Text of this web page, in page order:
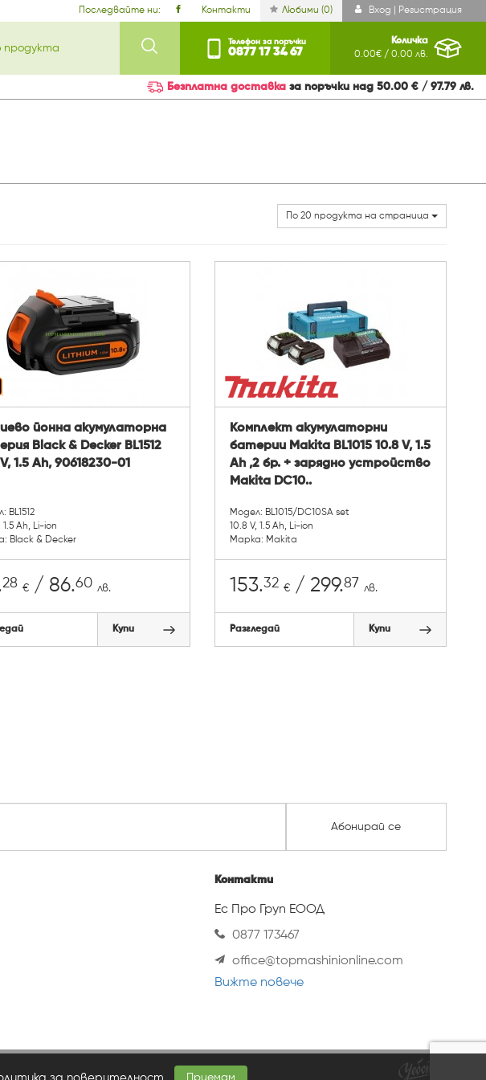
Последвайте ни: Контакти Любими (0) Вход | Регистрация
Телефон за поръчки
0877 17 34 67
Количка
0.00€ / 0.00 лв.
Безплатна доставка за поръчки над 50.00 € / 97.79 лв.
По 20 продукта на страница
йонна акумулаторна
Black & Decker BL1512
1.5 Ah, 90618230-01
BL1512
1.5 Ah, Li-ion
Black & Decker
28 €/ 86.60 лв.
Купи
Комплект акумулаторни
батерии Makita BL1015 10.8 V, 1.5
Ah ,2 бр. + зарядно устройство
Makita DC10..
Модел: BL1015/DC10SA set
10.8 V, 1.5 Ah, Li-ion
Марка: Makita
153.32 € / 299.87 лв.
Разгледай Купи
Абонирай се
Контакти
Ес Про Груп ЕООД
0877 173467
office@topmashinionline.com
Вижте повече
за поверителност Приемам